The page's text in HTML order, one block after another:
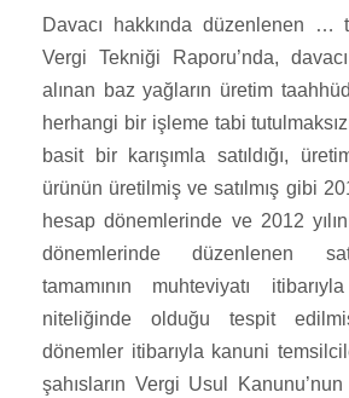
Davacı hakkında düzenlenen …
Vergi Tekniği Raporu’nda,
alınan baz yağların üretim
herhangi bir işleme tabi
basit bir karışımla satıldığı,
ürünün üretilmiş ve satılmış gibi
hesap dönemlerinde ve 2012
dönemlerinde düzenlenen
tamamının muhteviyatı
niteliğinde olduğu tespit
dönemler itibarıyla kanuni
şahısların Vergi Usul